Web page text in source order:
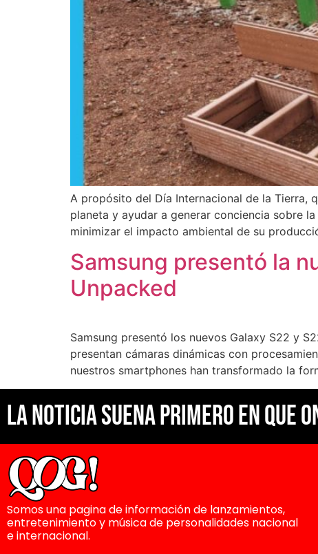
A propósito del Día Internacional de la Tierra,
planeta y ayudar a generar conciencia sobre
minimizar el impacto ambiental de su
Samsung presentó la
Unpacked
Samsung presentó los nuevos Galaxy S22 y
presentan cámaras dinámicas con
nuestros smartphones han transformado la
La noticia suena primero en Que
Somos una pagina de información de lanzamientos,
entretenimiento y música de personalidades nacional
e internacional.